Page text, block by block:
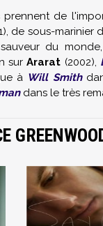
prennent de
de sous-marinier
du
surArarat (2002),
à Will Smith
dans le très